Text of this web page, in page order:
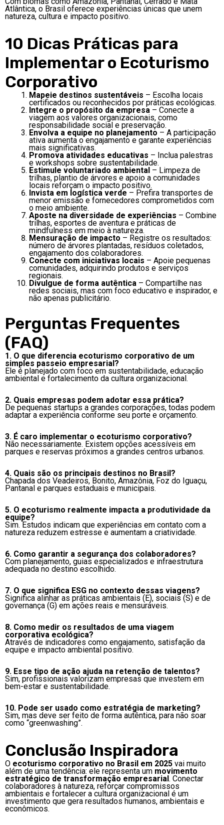
Atlântica, o Brasil oferece experiências únicas que unem
natureza, cultura e impacto positivo.
10 Dicas Práticas para
Implementar o Ecoturismo
Corporativo
Mapeie destinos sustentáveis – Escolha locais
certificados ou reconhecidos por práticas ecológicas.
Integre o propósito da empresa – Conecte a
viagem aos valores organizacionais, como
responsabilidade social e preservação.
Envolva a equipe no planejamento – A participação
ativa aumenta o engajamento e garante experiências
mais significativas.
Promova atividades educativas – Inclua palestras
e workshops sobre sustentabilidade.
Estimule voluntariado ambiental – Limpeza de
trilhas, plantio de árvores e apoio a comunidades
locais reforçam o impacto positivo.
Invista em logística verde – Prefira transportes de
menor emissão e fornecedores comprometidos com
o meio ambiente.
Aposte na diversidade de experiências – Combine
trilhas, esportes de aventura e práticas de
mindfulness em meio à natureza.
Mensuração de impacto – Registre os resultados:
número de árvores plantadas, resíduos coletados,
engajamento dos colaboradores.
Conecte com iniciativas locais – Apoie pequenas
comunidades, adquirindo produtos e serviços
regionais.
Divulgue de forma autêntica – Compartilhe nas
redes sociais, mas com foco educativo e inspirador, e
não apenas publicitário.
Perguntas Frequentes
(FAQ)
1. O que diferencia ecoturismo corporativo de um
simples passeio empresarial?
Ele é planejado com foco em sustentabilidade, educação
ambiental e fortalecimento da cultura organizacional.
2. Quais empresas podem adotar essa prática?
De pequenas startups a grandes corporações, todas podem
adaptar a experiência conforme seu porte e orçamento.
3. É caro implementar o ecoturismo corporativo?
Não necessariamente. Existem opções acessíveis em
parques e reservas próximos a grandes centros urbanos.
4. Quais são os principais destinos no Brasil?
Chapada dos Veadeiros, Bonito, Amazônia, Foz do Iguaçu,
Pantanal e parques estaduais e municipais.
5. O ecoturismo realmente impacta a produtividade da
equipe?
Sim. Estudos indicam que experiências em contato com a
natureza reduzem estresse e aumentam a criatividade.
6. Como garantir a segurança dos colaboradores?
Com planejamento, guias especializados e infraestrutura
adequada no destino escolhido.
7. O que significa ESG no contexto dessas viagens?
Significa alinhar as práticas ambientais (E), sociais (S) e de
governança (G) em ações reais e mensuráveis.
8. Como medir os resultados de uma viagem
corporativa ecológica?
Através de indicadores como engajamento, satisfação da
equipe e impacto ambiental positivo.
9. Esse tipo de ação ajuda na retenção de talentos?
Sim, profissionais valorizam empresas que investem em
bem-estar e sustentabilidade.
10. Pode ser usado como estratégia de marketing?
Sim, mas deve ser feito de forma autêntica, para não soar
como “greenwashing”.
Conclusão Inspiradora
O ecoturismo corporativo no Brasil em 2025 vai muito
além de uma tendência: ele representa um movimento
estratégico de transformação empresarial. Conectar
colaboradores à natureza, reforçar compromissos
ambientais e fortalecer a cultura organizacional é um
investimento que gera resultados humanos, ambientais e
econômicos.